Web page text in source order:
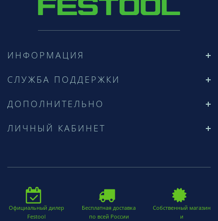
ИНФОРМАЦИЯ
СЛУЖБА ПОДДЕРЖКИ
ДОПОЛНИТЕЛЬНО
ЛИЧНЫЙ КАБИНЕТ
Официальный дилер
Festool
Бесплатная доставка
по всей России
Собственный магазин
и